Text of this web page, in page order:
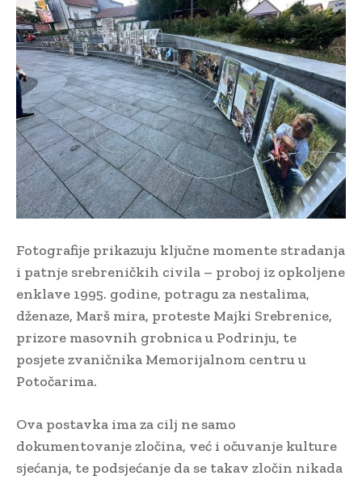
Fotografije prikazuju ključne momente stradanja
i patnje srebreničkih civila – proboj iz opkoljene
enklave 1995. godine, potragu za nestalima,
dženaze, Marš mira, proteste Majki Srebrenice,
prizore masovnih grobnica u Podrinju, te
posjete zvaničnika Memorijalnom centru u
Potočarima.
Ova postavka ima za cilj ne samo
dokumentovanje zločina, već i očuvanje kulture
sjećanja, te podsjećanje da se takav zločin nikada